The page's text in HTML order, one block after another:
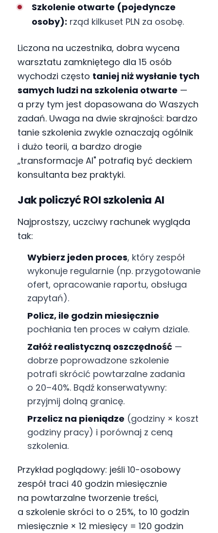
Szkolenie otwarte (pojedyncze
osoby): rząd kilkuset PLN za osobę.
Liczona na uczestnika, dobra wycena
warsztatu zamkniętego dla 15 osób
wychodzi często taniej niż wysłanie tych
samych ludzi na szkolenia otwarte —
a przy tym jest dopasowana do Waszych
zadań. Uwaga na dwie skrajności: bardzo
tanie szkolenia zwykle oznaczają ogólnik
i dużo teorii, a bardzo drogie
„transformacje AI" potrafią być deckiem
konsultanta bez praktyki.
Jak policzyć ROI szkolenia AI
Najprostszy, uczciwy rachunek wygląda
tak:
Wybierz jeden proces, który zespół
wykonuje regularnie (np. przygotowanie
ofert, opracowanie raportu, obsługa
zapytań).
Policz, ile godzin miesięcznie
pochłania ten proces w całym dziale.
Załóż realistyczną oszczędność —
dobrze poprowadzone szkolenie
potrafi skrócić powtarzalne zadania
o 20–40%. Bądź konserwatywny:
przyjmij dolną granicę.
Przelicz na pieniądze (godziny × koszt
godziny pracy) i porównaj z ceną
szkolenia.
Przykład poglądowy: jeśli 10-osobowy
zespół traci 40 godzin miesięcznie
na powtarzalne tworzenie treści,
a szkolenie skróci to o 25%, to 10 godzin
miesięcznie × 12 miesięcy = 120 godzin